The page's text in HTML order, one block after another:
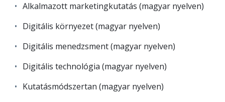
Alkalmazott marketingkutatás (magyar nyelven)
Digitális környezet (magyar nyelven)
Digitális menedzsment (magyar nyelven)
Digitális technológia (magyar nyelven)
Kutatásmódszertan (magyar nyelven)